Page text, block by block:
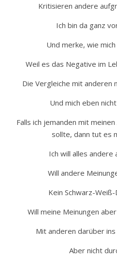
Kritisieren andere
Ich bin da ganz
Und merke, wie
Weil es das Negative im
Die Vergleiche mit anderen
Und mich eben
Falls ich jemanden mit
sollte, dann tut es
Ich will alles andere
Will andere
Kein Schwarz-
Will meine Meinungen
Mit anderen darüber
Aber nicht